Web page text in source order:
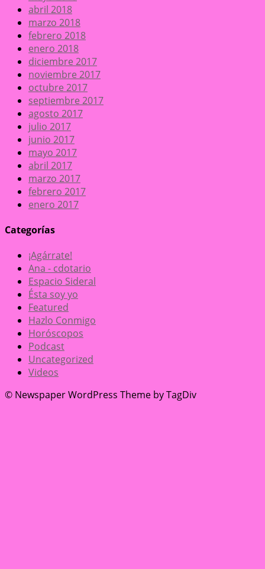
abril 2018
marzo 2018
febrero 2018
enero 2018
diciembre 2017
noviembre 2017
octubre 2017
septiembre 2017
agosto 2017
julio 2017
junio 2017
mayo 2017
abril 2017
marzo 2017
febrero 2017
enero 2017
Categorías
¡Agárrate!
Ana - cdotario
Espacio Sideral
Ésta soy yo
Featured
Hazlo Conmigo
Horóscopos
Podcast
Uncategorized
Videos
© Newspaper WordPress Theme by TagDiv